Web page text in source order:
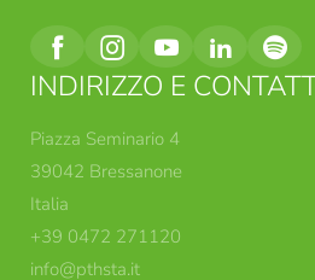
INDIRIZZO E
Piazza Seminario 4
39042 Bressanone
Italia
+39 0472 271120
info@pthsta.it